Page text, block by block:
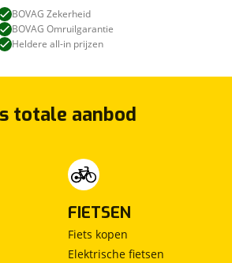
BOVAG Zekerheid
BOVAG Omruilgarantie
Heldere all-in prijzen
totale aanbod
FIETSEN
Fiets kopen
Elektrische fietsen